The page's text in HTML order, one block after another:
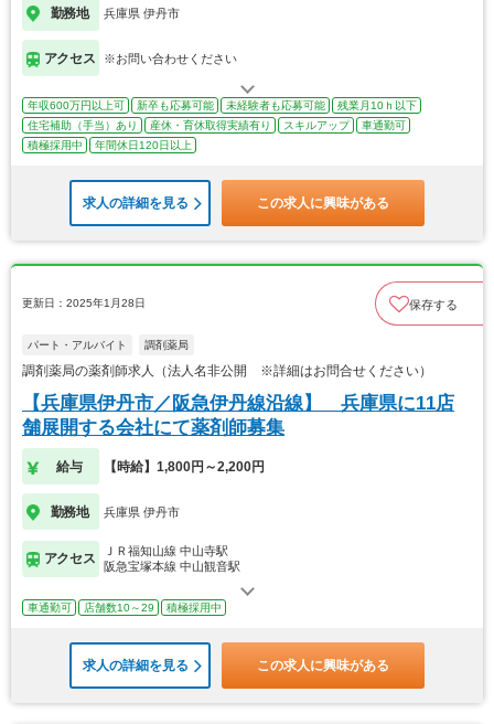
勤務地 兵庫県 伊丹市
アクセス ※お問い合わせください
年収600万円以上可 新卒も応募可能 未経験者も応募可能
残業月10ｈ以下
住宅補助（手当）あり
産休・育休取得実績有り スキルアップ
車通勤可
積極採用中
年間休日120日以上
求人の詳細を見る この求人に興味がある
更新日：2025年1月28日 保存する
パート・アルバイト 調剤薬局
調剤薬局の薬剤師求人（法人名非公開 ※詳細はお問合せください）
【兵庫県伊丹市／阪急伊丹線沿線】 兵庫県に11店
舗展開する会社にて薬剤師募集
給与 【時給】1,800円～2,200円
勤務地 兵庫県 伊丹市
アクセス
ＪＲ福知山線 中山寺駅
阪急宝塚本線 中山観音駅
車通勤可 店舗数10～29 積極採用中
求人の詳細を見る この求人に興味がある